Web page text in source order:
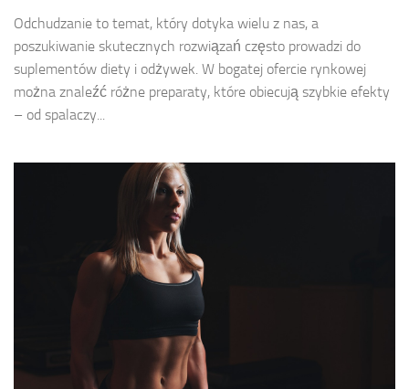
Odchudzanie to temat, który dotyka wielu z nas, a
poszukiwanie skutecznych rozwiązań często prowadzi do
suplementów diety i odżywek. W bogatej ofercie rynkowej
można znaleźć różne preparaty, które obiecują szybkie efekty
– od spalaczy...